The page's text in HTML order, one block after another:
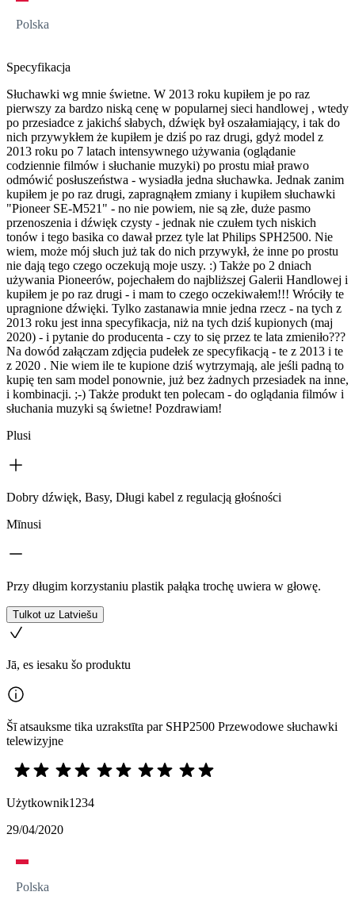
Polska
Specyfikacja
Słuchawki wg mnie świetne. W 2013 roku kupiłem je po raz
pierwszy za bardzo niską cenę w popularnej sieci handlowej , wtedy
po przesiadce z jakichś słabych, dźwięk był oszałamiający, i tak do
nich przywykłem że kupiłem je dziś po raz drugi, gdyż model z
2013 roku po 7 latach intensywnego używania (oglądanie
codziennie filmów i słuchanie muzyki) po prostu miał prawo
odmówić posłuszeństwa - wysiadła jedna słuchawka. Jednak zanim
kupiłem je po raz drugi, zapragnąłem zmiany i kupiłem słuchawki
"Pioneer SE-M521" - no nie powiem, nie są złe, duże pasmo
przenoszenia i dźwięk czysty - jednak nie czułem tych niskich
tonów i tego basika co dawał przez tyle lat Philips SPH2500. Nie
wiem, może mój słuch już tak do nich przywykł, że inne po prostu
nie dają tego czego oczekują moje uszy. :) Także po 2 dniach
używania Pioneerów, pojechałem do najbliższej Galerii Handlowej i
kupiłem je po raz drugi - i mam to czego oczekiwałem!!! Wróciły te
upragnione dźwięki. Tylko zastanawia mnie jedna rzecz - na tych z
2013 roku jest inna specyfikacja, niż na tych dziś kupionych (maj
2020) - i pytanie do producenta - czy to się przez te lata zmieniło???
Na dowód załączam zdjęcia pudełek ze specyfikacją - te z 2013 i te
z 2020 . Nie wiem ile te kupione dziś wytrzymają, ale jeśli padną to
kupię ten sam model ponownie, już bez żadnych przesiadek na inne,
i kombinacji. ;-) Także produkt ten polecam - do oglądania filmów i
słuchania muzyki są świetne! Pozdrawiam!
Plusi
Dobry dźwięk, Basy, Długi kabel z regulacją głośności
Mīnusi
Przy długim korzystaniu plastik pałąka trochę uwiera w głowę.
Tulkot uz Latviešu
Jā, es iesaku šo produktu
Šī atsauksme tika uzrakstīta par SHP2500 Przewodowe słuchawki
telewizyjne
Użytkownik1234
29/04/2020
Polska